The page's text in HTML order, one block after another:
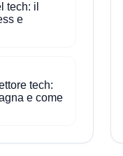
tech: il
e
tech:
e come